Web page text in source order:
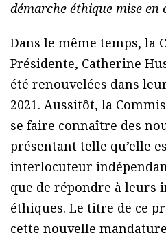
démarche éthique mise
Dans le même temps, la
Présidente, Catherine
été renouvelées dans
2021. Aussitôt, la
se faire connaître des
présentant telle qu’elle
interlocuteur
que de répondre à leurs
éthiques. Le titre de ce
cette nouvelle